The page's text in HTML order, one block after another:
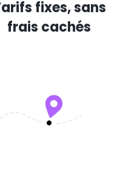
fixes, sans
frais cachés